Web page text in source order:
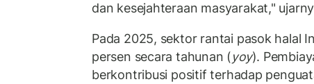
dan kesejahteraan masyarakat,"
Pada 2025, sektor rantai pasok halal
persen secara tahunan (yoy).
berkontribusi positif terhadap